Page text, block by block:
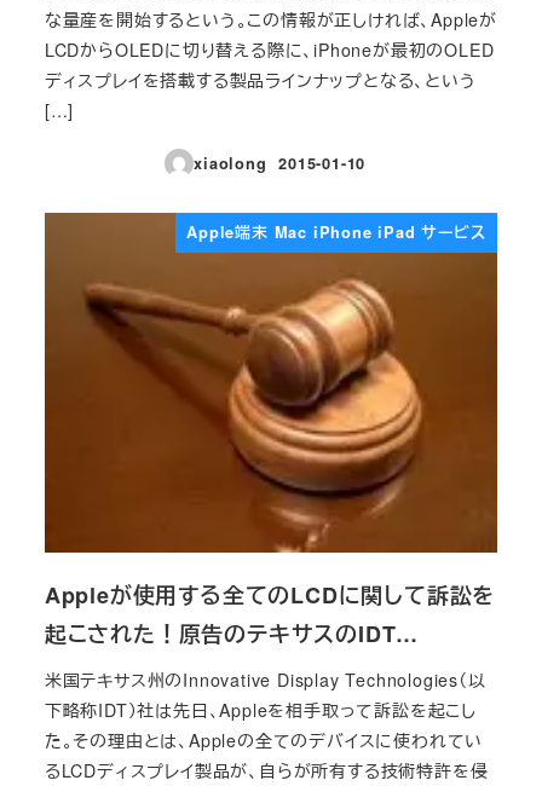
な量産を開始するという。この情報が正しければ、Appleが
LCDからOLEDに切り替える際に、iPhoneが最初のOLED
ディスプレイを搭載する製品ラインナップとなる、という
[…]
xiaolong
投稿日
2015-01-10
Apple端末 Mac iPhone iPad サービス
Appleが使用する全てのLCDに関して訴訟を
起こされた！原告のテキサスのIDT…
米国テキサス州のInnovative Display Technologies（以
下略称IDT）社は先日、Appleを相手取って訴訟を起こし
た。その理由とは、Appleの全てのデバイスに使われてい
るLCDディスプレイ製品が、自らが所有する技術特許を侵